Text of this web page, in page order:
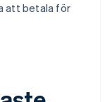
att betala för